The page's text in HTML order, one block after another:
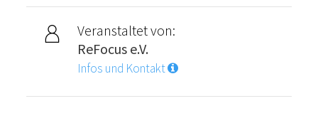
Veranstaltet von:
ReFocus e.V.
Infos und Kontakt